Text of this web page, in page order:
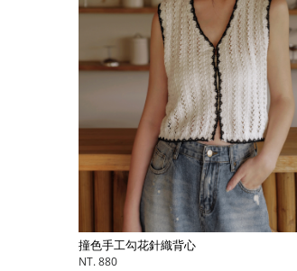
撞色手工勾花針織背心
NT. 880